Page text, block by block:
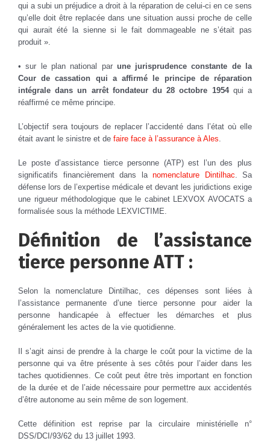
qui a subi un préjudice a droit à la réparation de celui-ci en ce sens
qu’elle doit être replacée dans une situation aussi proche de celle
qui aurait été la sienne si le fait dommageable ne s’était pas
produit ».
• sur le plan national par une jurisprudence constante de la
Cour de cassation qui a affirmé le principe de réparation
intégrale dans un arrêt fondateur du 28 octobre 1954qui a
réaffirmé ce même principe.
L’objectif sera toujours de replacer l’accidenté dans l’état où elle
était avant le sinistre et de faire face à l’assurance à Ales
Le poste d’assistance tierce personne (ATP) est l’un des plus
significatifs financièrement dans la nomenclature Dintilhac . Sa
défense lors de l’expertise médicale et devant les juridictions exige
une rigueur méthodologique que le cabinet LEXVOX AVOCATS a
formalisée sous la méthode LEXVICTIME.
Définition de l’assistance
tierce personne ATT :
Selon la nomenclature Dintilhac, ces dépenses sont liées à
l’assistance permanente d’une tierce personne pour aider la
personne handicapée à effectuer les démarches et plus
généralement les actes de la vie quotidienne.
Il s’agit ainsi de prendre à la charge le coût pour la victime de la
personne qui va être présente à ses côtés pour l’aider dans les
taches quotidiennes. Ce coût peut être très important en fonction
de la durée et de l’aide nécessaire pour permettre aux accidentés
d’être autonome au sein même de son logement.
Cette définition est reprise par la circulaire ministérielle n°
DSS/DCI/93/62 du 13 juillet 1993.